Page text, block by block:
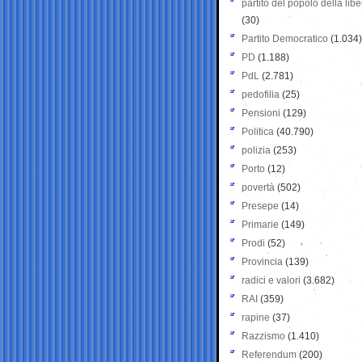
partito del popolo della
(30)
Partito Democratico (1.034)
PD (1.188)
PdL (2.781)
pedofilia (25)
Pensioni (129)
Politica (40.790)
polizia (253)
Porto (12)
povertà (502)
Presepe (14)
Primarie (149)
Prodi (52)
Provincia (139)
radici e valori (3.682)
RAI (359)
rapine (37)
Razzismo (1.410)
Referendum (200)